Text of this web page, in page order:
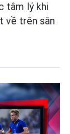
tâm lý khi
về trên sân